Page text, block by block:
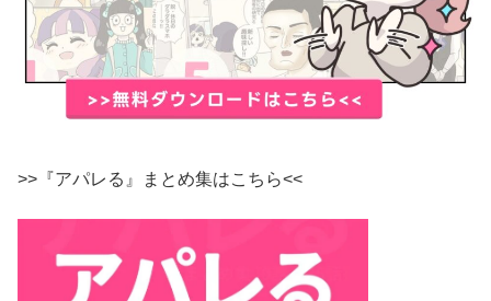
>>『アパレる』まとめ集はこちら<<